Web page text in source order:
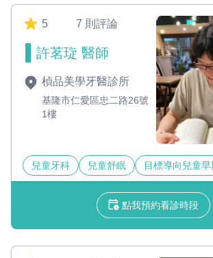
5 7 則評論
許茗琁 醫師
楨品美學牙醫診所
基隆市仁愛區忠二路26號
1樓
兒童牙科 兒童舒眠 目標導向兒童
點我預約看診時段